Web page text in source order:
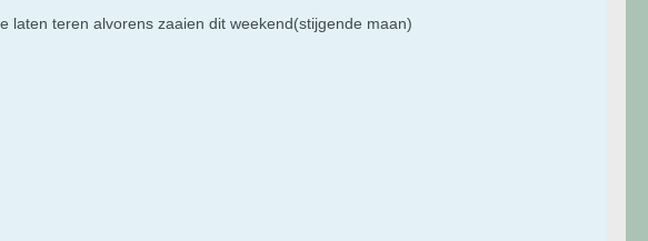
laten teren alvorens zaaien dit weekend(stijgende maan)